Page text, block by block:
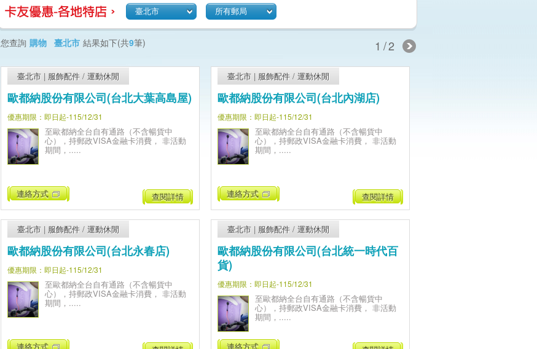
臺北市 所有郵局
您查詢 購物 臺北市 結果如下(共9筆) 1/2
臺北市 | 服飾配件 / 運動休閒
歐都納股份有限公司(台北大葉高島屋)
優惠期限：即日起-115/12/31
至歐都納全台自有通路（不含暢貨中
心），持郵政VISA金融卡消費， 非活動
期間，.....
連絡方式 查閱詳情
臺北市 | 服飾配件 /運動休閒
歐都納股份有限公司(台北內湖店)
優惠期限：即日起-115/12/31
至歐都納全台自有通路（不含暢貨中
心），持郵政VISA金融卡消費， 非活動
期間，.....
連絡方式 查閱詳情
臺北市 | 服飾配件 / 運動休閒
歐都納股份有限公司(台北永春店)
優惠期限：即日起-115/12/31
至歐都納全台自有通路（不含暢貨中
心），持郵政VISA金融卡消費， 非活動
期間，.....
連絡方式
臺北市 | 服飾配件 /運動休閒
歐都納股份有限公司(台北統一時代百
貨)
優惠期限：即日起-115/12/31
至歐都納全台自有通路（不含暢貨中
心），持郵政VISA金融卡消費， 非活動
期間，.....
連絡方式